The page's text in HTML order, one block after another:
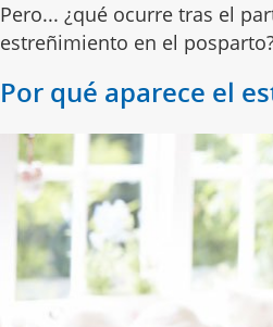
Pero... ¿qué ocurre tras el
estreñimiento en el
Por qué aparece el